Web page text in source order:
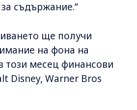
съдържание.”
ще получи
на фона на
този месец финансови
Disney, Warner Bros